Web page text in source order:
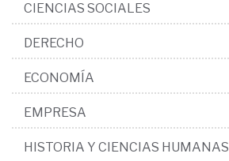
CIENCIAS SOCIALES
DERECHO
ECONOMÍA
EMPRESA
HISTORIA Y CIENCIAS HUMANAS